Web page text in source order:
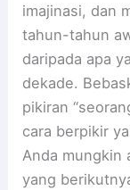
imajinasi, dan
tahun-tahun
daripada apa
dekade.
pikiran
cara berpikir
Anda mungkin
yang